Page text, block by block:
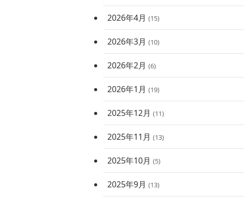
2026年4月 (15)
2026年3月 (10)
2026年2月 (6)
2026年1月 (19)
2025年12月 (11)
2025年11月 (13)
2025年10月 (5)
2025年9月 (13)